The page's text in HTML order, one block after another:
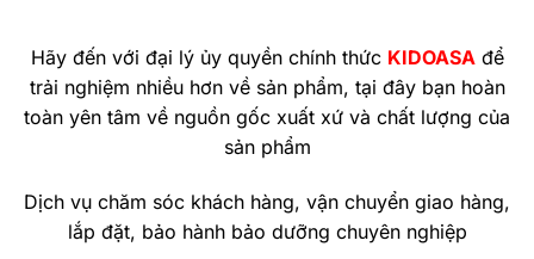
Hãy đến với đại lý ủy quyền chính thức KIDOASA để
trải nghiệm nhiều hơn về sản phẩm, tại đây bạn hoàn
toàn yên tâm về nguồn gốc xuất xứ và chất lượng của
sản phẩm
Dịch vụ chăm sóc khách hàng, vận chuyển giao hàng,
lắp đặt, bảo hành bảo dưỡng chuyên nghiệp